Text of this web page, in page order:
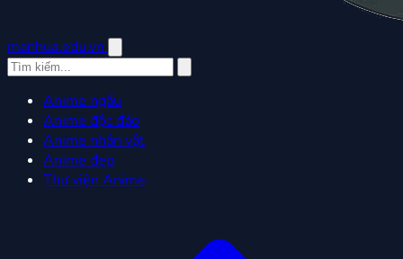
manhua.edu.vn
Anime ngầu
Anime độc đáo
Anime nhân vật
Anime đẹp
Thư viện Anime